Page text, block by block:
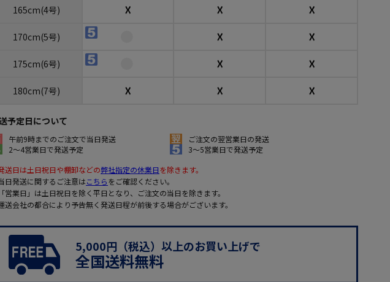
165cm(4号) ☓ ☓ ☓
170cm(5号) ☓ ☓
175cm(6号) ☓ ☓
180cm(7号) ☓ ☓ ☓
予定日について
午前9時までのご注文で当日発送
ご注文の翌営業日の発送
2～4営業日で発送予定
3～5営業日で発送予定
送日は土日祝日や棚卸などの弊社指定の休業日を除きます。
日発送に関するご注意はこちらをご確認ください。
営業日」は土日祝日を除く平日となり、ご注文の当日を除きます。
送会社の都合により予告無く発送日程が前後する場合がございます。
5,000円（税込）以上のお買い上げで
全国送料無料